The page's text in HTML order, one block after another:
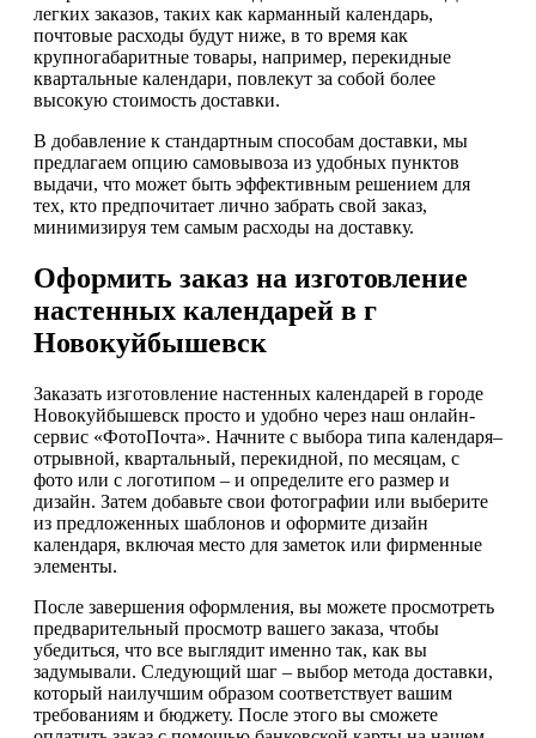
легких заказов, таких как карманный календарь,
почтовые расходы будут ниже, в то время как
крупногабаритные товары, например, перекидные
квартальные календари, повлекут за собой более
высокую стоимость доставки.
В добавление к стандартным способам доставки, мы
предлагаем опцию самовывоза из удобных пунктов
выдачи, что может быть эффективным решением для
тех, кто предпочитает лично забрать свой заказ,
минимизируя тем самым расходы на доставку.
Оформить заказ на изготовление
настенных календарей в г
Новокуйбышевск
Заказать изготовление настенных календарей в городе
Новокуйбышевск просто и удобно через наш онлайн-
сервис «ФотоПочта». Начните с выбора типа календаря–
отрывной, квартальный, перекидной, по месяцам, с
фото или с логотипом – и определите его размер и
дизайн. Затем добавьте свои фотографии или выберите
из предложенных шаблонов и оформите дизайн
календаря, включая место для заметок или фирменные
элементы.
После завершения оформления, вы можете просмотреть
предварительный просмотр вашего заказа, чтобы
убедиться, что все выглядит именно так, как вы
задумывали. Следующий шаг – выбор метода доставки,
который наилучшим образом соответствует вашим
требованиям и бюджету. После этого вы сможете